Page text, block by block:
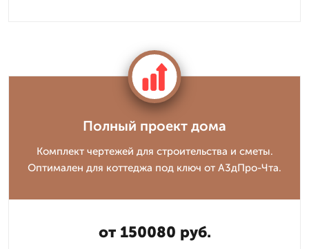
Полный проект дома
Комплект чертежей для строительства и сметы.
Оптимален для коттеджа под ключ от А3дПро-Чта.
от 150080 руб.